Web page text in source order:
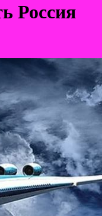
Россия